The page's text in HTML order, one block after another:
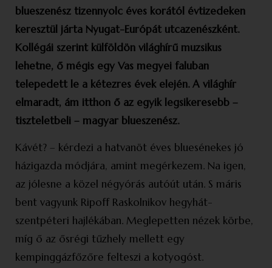
blueszenész tizennyolc éves korától évtizedeken
keresztül járta Nyugat-Európát utcazenészként.
Kollégái szerint külföldön világhírű muzsikus
lehetne, ő mégis egy Vas megyei faluban
telepedett le a kétezres évek elején. A világhír
elmaradt, ám itthon ő az egyik legsikeresebb –
tiszteletbeli – magyar blueszenész.
Kávét? – kérdezi a hatvanöt éves bluesénekes jó
házigazda módjára, amint megérkezem. Na igen,
az jólesne a közel négyórás autóút után. S máris
bent vagyunk Ripoff Raskolnikov hegyhát­
szentpéteri hajlékában. Meglepetten nézek körbe,
míg ő az ősrégi tűzhely mellett egy
kempinggázfőzőre felteszi a kotyogóst.